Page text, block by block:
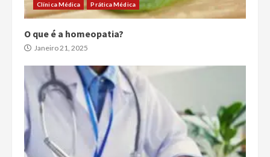
Clínica Médica Prática Médica
O que é a homeopatia?
Janeiro 21, 2025